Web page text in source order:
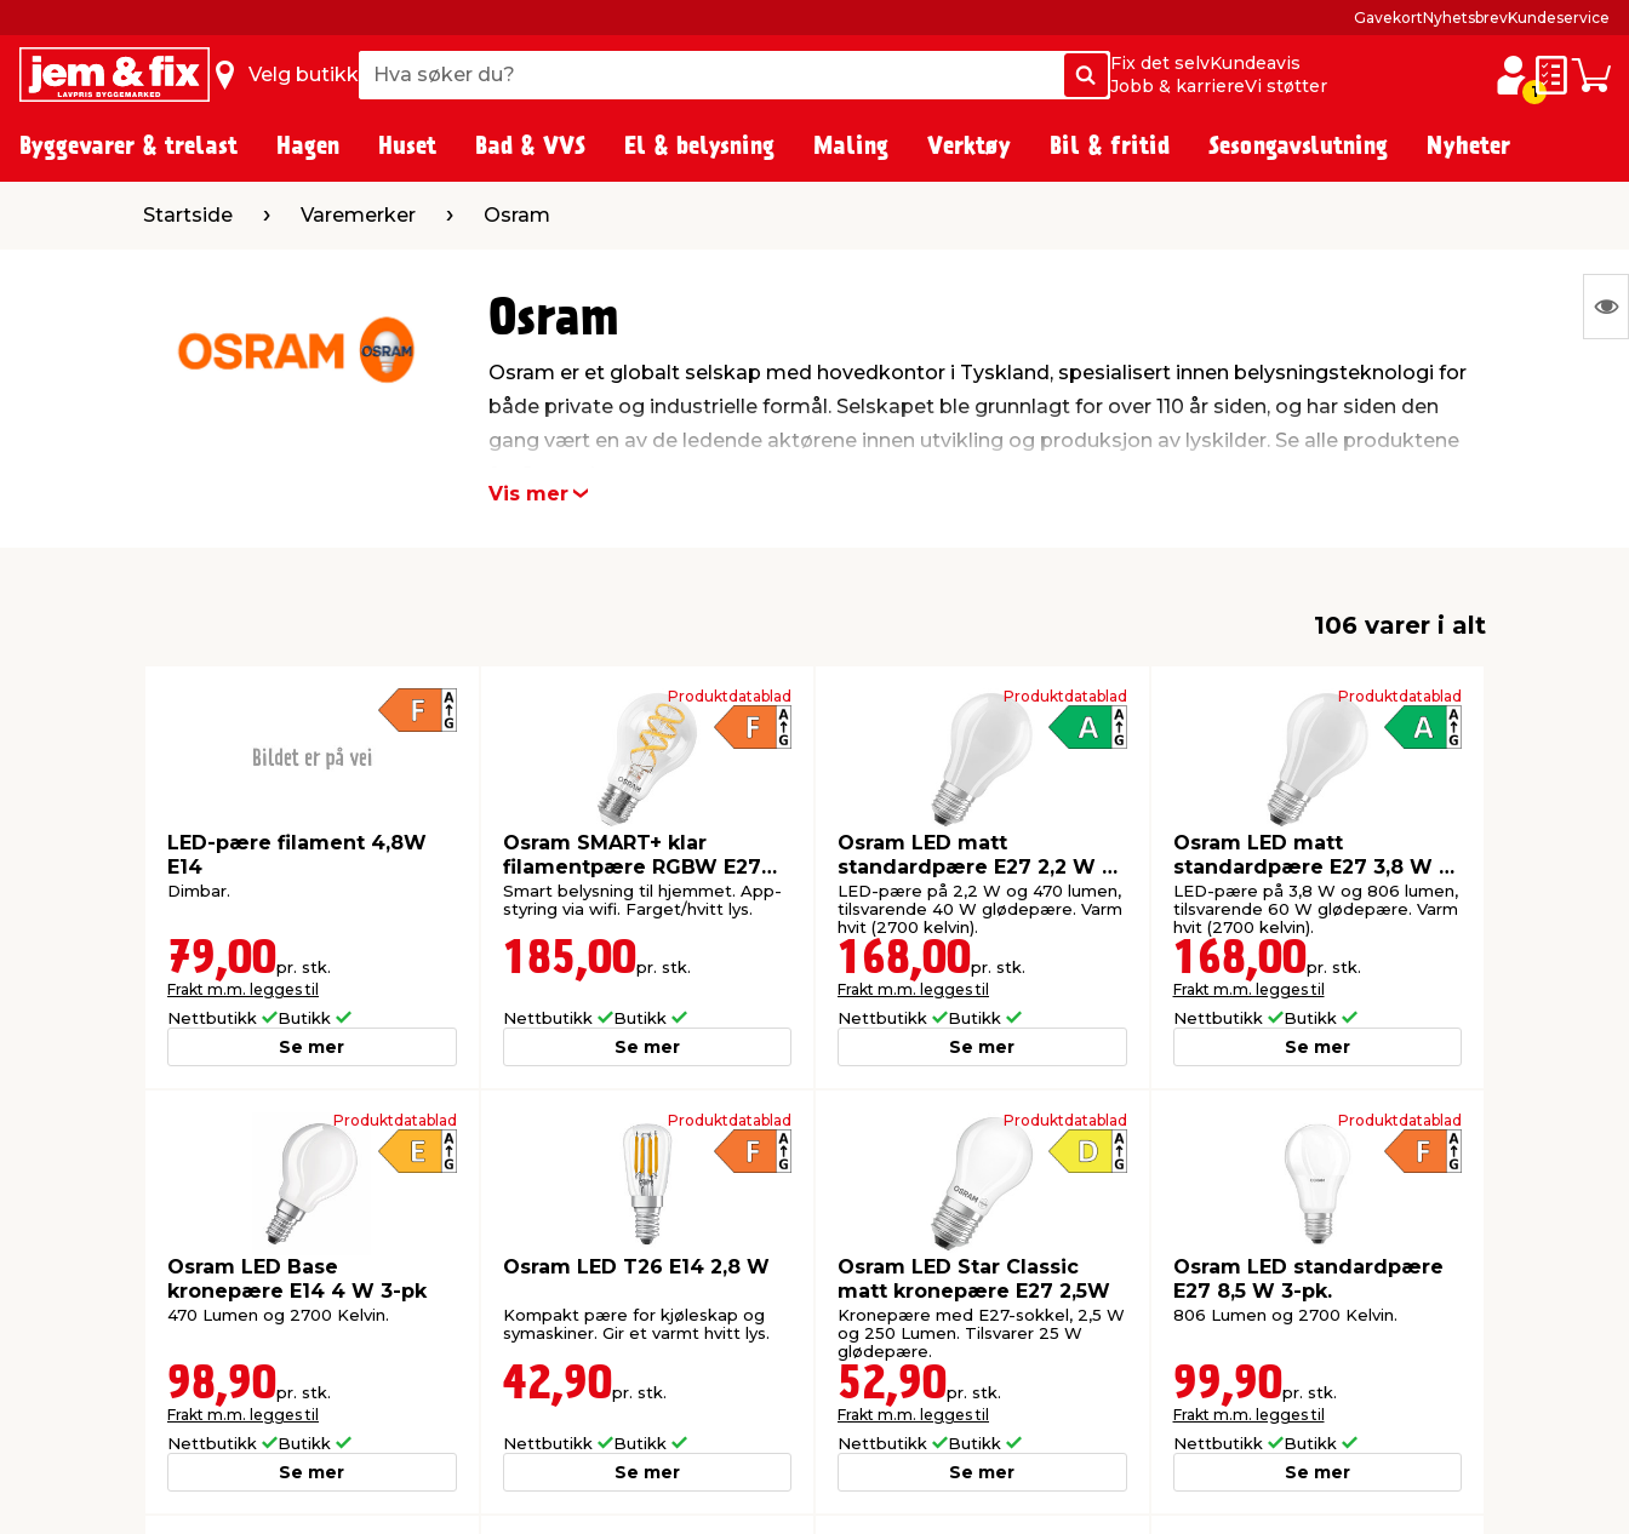
Velg butikk Hva søker du?
Søk
Hva søker du?
Søk
Fix det selvKundeavis
Jobb & karriereVi støtter 1
GavekortNyhetsbrevKundeservice
Byggevarer & trelast Hagen Huset Bad & VVS El & belysning Maling Verktøy Bil & fritid Sesongavslutning Nyheter
Startside Varemerker Osram
Osram
Osram er et globalt selskap med hovedkontor i Tyskland, spesialisert innen belysningsteknologi for
både private og industrielle formål. Selskapet ble grunnlagt for over 110 år siden, og har siden den
gang vært en av de ledende aktørene innen utvikling og produksjon av lyskilder. Se alle produktene
Vis mer
106 varer i alt
LED-pære filament 4,8W
E14
Dimbar.
79,00pr. stk.
Frakt m.m. legges til
Nettbutikk Butikk
Se mer
Produktdatablad
Osram SMART+ klar
filamentpære RGBW E27
4,8 W
Smart belysning til hjemmet. App-
styring via wifi. Farget/hvitt lys.
185,00pr. stk.
Nettbutikk Butikk
Se mer
Produktdatablad
Osram LED matt
standardpære E27 2,2 W 2-
pk.
LED-pære på 2,2 W og 470 lumen,
tilsvarende 40 W glødepære. Varm
hvit (2700 kelvin).
168,00pr. stk.
Frakt m.m. legges til
Nettbutikk Butikk
Se mer
Produktdatablad
Osram LED matt
standardpære E27 3,8 W 2-
pk.
LED-pære på 3,8 W og 806 lumen,
tilsvarende 60 W glødepære. Varm
hvit (2700 kelvin).
168,00pr. stk.
Frakt m.m. legges til
Nettbutikk Butikk
Se mer
Produktdatablad
Osram LED Base
kronepære E14 4 W 3-pk
470 Lumen og 2700 Kelvin.
98,90pr. stk.
Frakt m.m. legges til
Nettbutikk Butikk
Se mer
Produktdatablad
Osram LED T26 E14 2,8 W
Kompakt pære for kjøleskap og
symaskiner. Gir et varmt hvitt lys.
42,90pr. stk.
Nettbutikk Butikk
Se mer
Produktdatablad
Osram LED Star Classic
matt kronepære E27 2,5W
Kronepære med E27-sokkel, 2,5 W
og 250 Lumen. Tilsvarer 25 W
glødepære.
52,90pr. stk.
Frakt m.m. legges til
Nettbutikk Butikk
Se mer
Produktdatablad
Osram LED standardpære
E27 8,5 W 3-pk.
806 Lumen og 2700 Kelvin.
99,90pr. stk.
Frakt m.m. legges til
Nettbutikk Butikk
Se mer